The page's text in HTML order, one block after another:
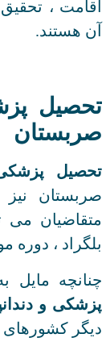
اقامت ،
آن هستند.
تحصیل
صربستان
تحصیل
صربستان نیز
متقاضیان می
بلگراد ، دوره
چنانچه مایل
پزشکی و
دیگر کشورهای